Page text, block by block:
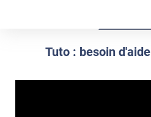
Tuto : besoin